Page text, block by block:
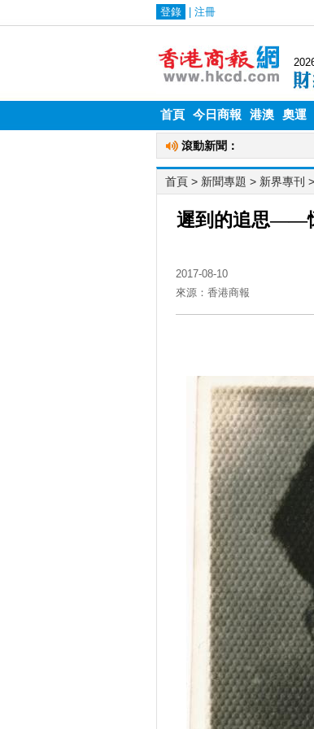
首頁 今日商報 港澳 奧運
首頁 > 新聞專題 > 新界專刊 >
遲到的追思——
2017-08-10
來源：香港商報